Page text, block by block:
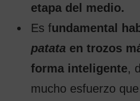
etapa del medio.
Es fundamental
patata en trozos
forma inteligente,
mucho esfuerzo